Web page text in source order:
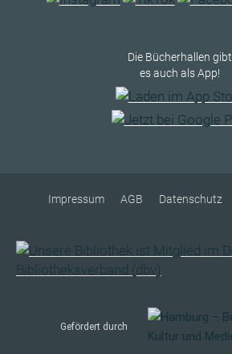
Die Bücherhallen gibt
es auch als App!
Impressum AGB Datenschutz
Gefördert durch